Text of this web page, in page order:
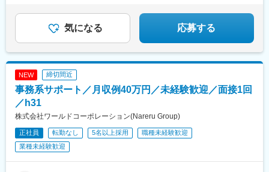
気になる 応募する
NEW 締切間近
事務系サポート／月収例40万円／未経験歓迎／面接1回
／h31
株式会社ワールドコーポレーション(Nareru Group)
正社員 転勤なし 5名以上採用
職種未経験歓迎
業種未経験歓迎